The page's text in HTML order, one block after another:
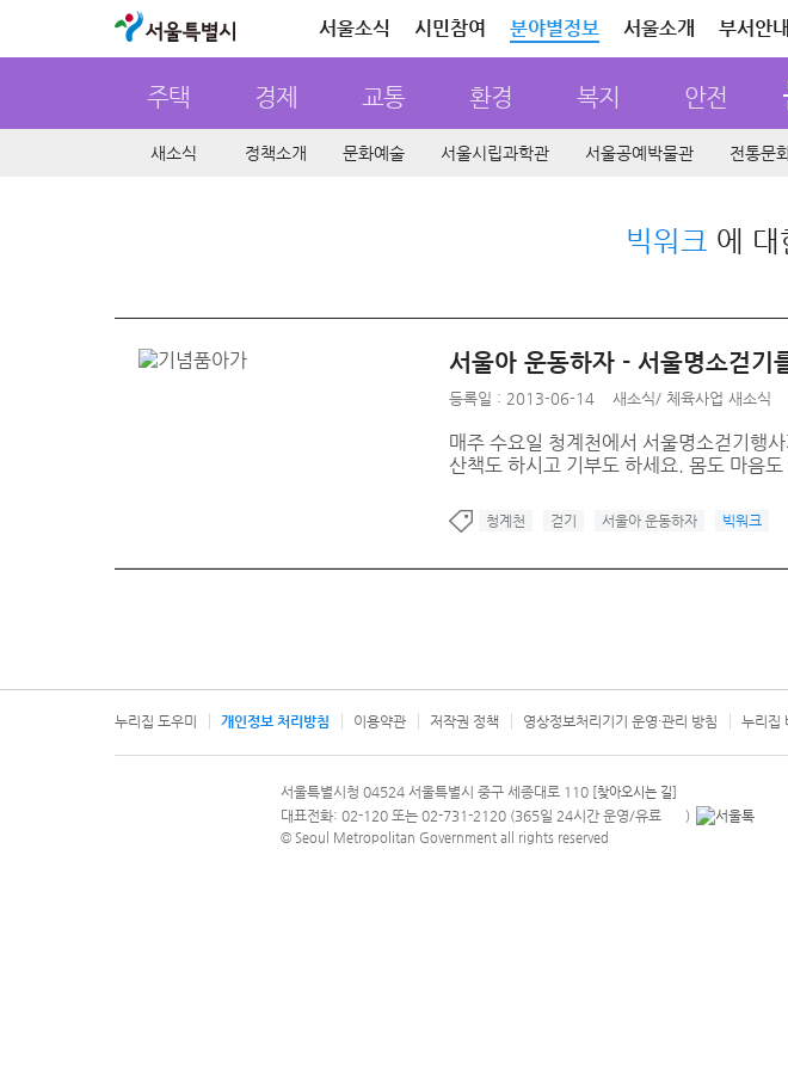
서울특별시 서울소식 시민참여 분야별정보 서울소개 부서안내
주택 경제 교통 환경 복지 안전
새소식 정책소개 문화예술 서울시립과학관 서울공예박물관 전통문
빅워크 에 대
서울아 운동하자 - 서울명소걷기
등록일 : 2013-06-14 새소식/ 체육사업 새소식
매주 수요일 청계천에서 서울명소걷기행
산책도 하시고 기부도 하세요. 몸도 마음
청계천 걷기 서울아 운동하자 빅워크
누리집 도우미 개인정보 처리방침 이용약관 저작권 정책 영상정보처리기기 운영·관리 방침 누리집
문의 전화번호 120, 120 다산콜재단
서울특별시청 04524 서울특별시 중구 세종대로 110 [찾아오시는 길]
대표전화: 02-120 또는 02-731-2120 (365일 24시간 운영/유료 안내팝업 열기
)
© Seoul Metropolitan Government all rights reserved